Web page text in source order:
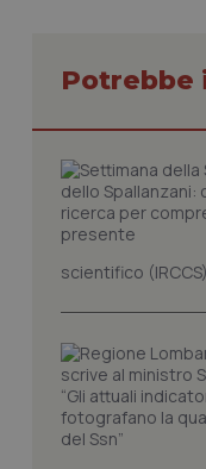
Potrebbe
scientifico